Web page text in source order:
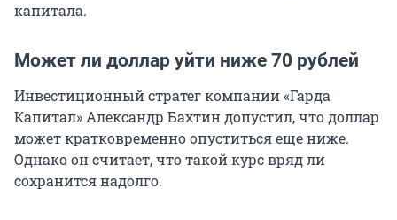
капитала.
Может ли доллар уйти ниже 70 рублей
Инвестиционный стратег компании «Гарда
Капитал» Александр Бахтин допустил, что доллар
может кратковременно опуститься еще ниже.
Однако он считает, что такой курс вряд ли
сохранится надолго.